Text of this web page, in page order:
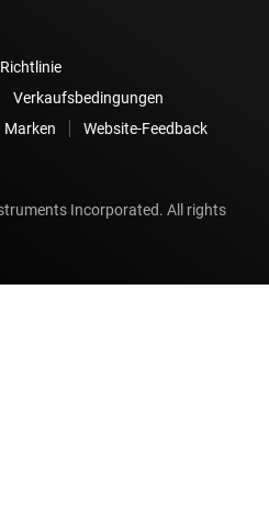
Verkaufsbedingungen
Marken
Website-Feedback
Incorporated. All rights